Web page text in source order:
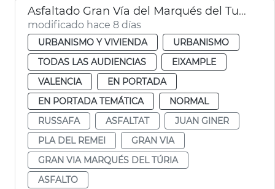
Asfaltado Gran Vía del Marqués del Turia València
modificado hace 8 días
URBANISMO Y VIVIENDA
URBANISMO
TODAS LAS AUDIENCIAS
EIXAMPLE
VALENCIA
EN PORTADA
EN PORTADA TEMÁTICA
NORMAL
RUSSAFA
ASFALTAT
JUAN GINER
PLA DEL REMEI
GRAN VIA
GRAN VIA MARQUÉS DEL TÚRIA
ASFALTO